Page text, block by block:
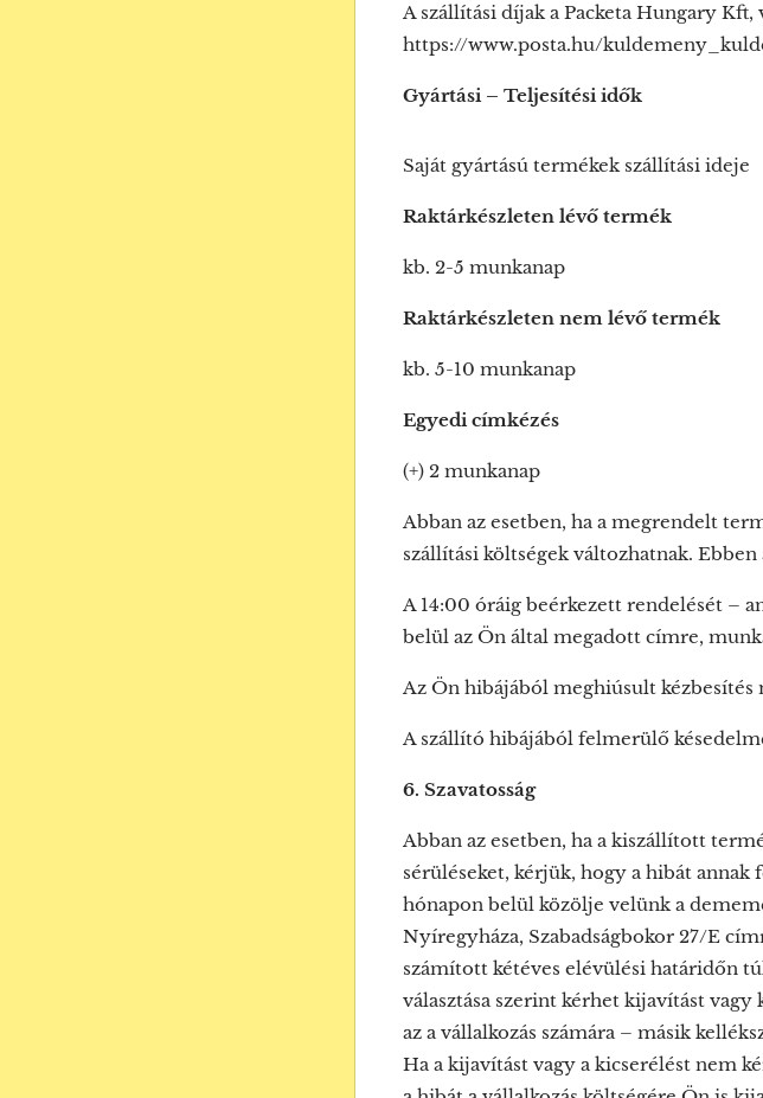
A szállítási díjak a Packeta Hungary
https://www.posta.hu/
Gyártási – Teljesítési idők
Saját gyártású termékek szállítási ideje
Raktárkészleten lévő termék
kb. 2-5 munkanap
Raktárkészleten nem lévő termék
kb. 5-10 munkanap
Egyedi címkézés
(+) 2 munkanap
Abban az esetben, ha a megrendelt
szállítási költségek változhatnak.
A 14:00 óráig beérkezett rendelését –
belül az Ön által megadott címre,
Az Ön hibájából meghiúsult
A szállító hibájából felmerülő
6. Szavatosság
Abban az esetben, ha a kiszállított
sérüléseket, kérjük, hogy a hibát
hónapon belül közölje velünk a
Nyíregyháza, Szabadságbokor 27/E
számított kétéves elévülési határidőn
választása szerint kérhet kijavítást
az a vállalkozás számára – másik
Ha a kijavítást vagy a kicserélést nem